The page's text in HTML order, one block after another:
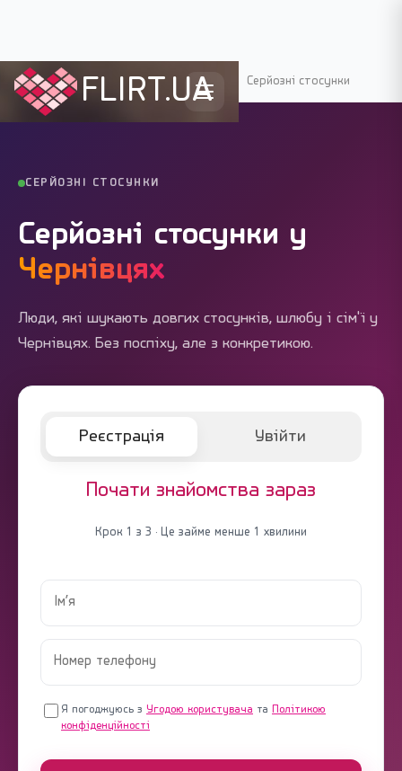
FLIRT.UA
Flirt.ua › Міста України Чернівці Серйозні стосунки
СЕРЙОЗНІ СТОСУНКИ
Серйозні стосунки у
Чернівцях
Люди, які шукають довгих стосунків, шлюбу і сім'ї у
Чернівцях. Без поспіху, але з конкретикою.
Реєстрація Увійти
Почати знайомства зараз
Крок 1 з 3 · Це займе менше 1 хвилини
Я погоджуюсь з Угодою користувача та Політикою
конфіденційності